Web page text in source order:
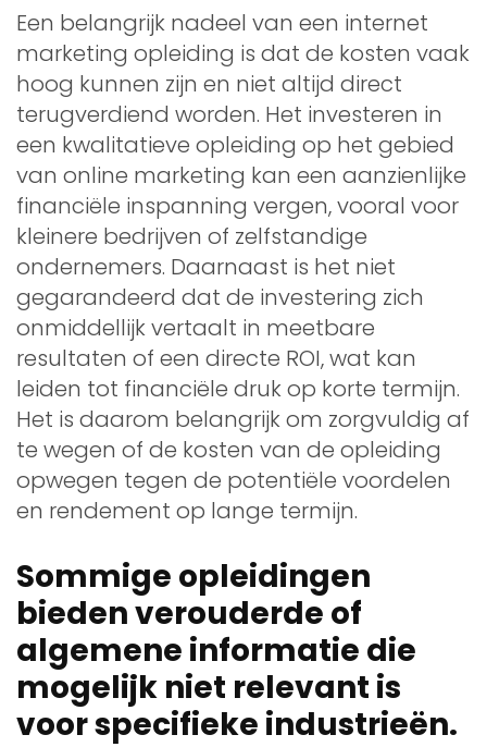
Een belangrijk nadeel van een internet
marketing opleiding is dat de kosten vaak
hoog kunnen zijn en niet altijd direct
terugverdiend worden. Het investeren in
een kwalitatieve opleiding op het gebied
van online marketing kan een aanzienlijke
financiële inspanning vergen, vooral voor
kleinere bedrijven of zelfstandige
ondernemers. Daarnaast is het niet
gegarandeerd dat de investering zich
onmiddellijk vertaalt in meetbare
resultaten of een directe ROI, wat kan
leiden tot financiële druk op korte termijn.
Het is daarom belangrijk om zorgvuldig af
te wegen of de kosten van de opleiding
opwegen tegen de potentiële voordelen
en rendement op lange termijn.
Sommige opleidingen
bieden verouderde of
algemene informatie die
mogelijk niet relevant is
voor specifieke industrieën.